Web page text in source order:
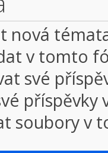
nová
v tomto
své
soubory v